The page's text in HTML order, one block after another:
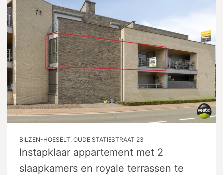
BILZEN-HOESELT, OUDE STATIESTRAAT 23
Instapklaar appartement met 2
slaapkamers en royale terrassen te